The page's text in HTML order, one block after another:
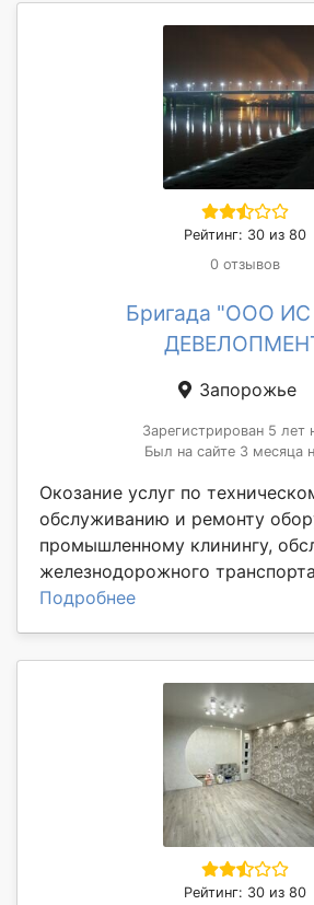
Рейтинг: 30 из 80
0 отзывов
Бригада "ООО
Запорожье
Зарегистрирован 5 лет
Был на сайте 3 месяца
Окозание услуг по
обслуживанию и ремонту
промышленному клинингу,
железнодорожного
Подробнее
Рейтинг: 30 из 80